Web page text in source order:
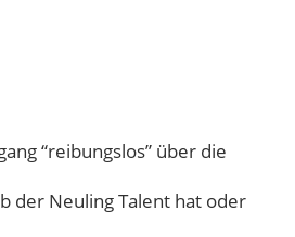
“reibungslos” über die
der Neuling Talent hat oder